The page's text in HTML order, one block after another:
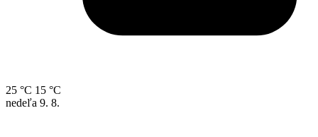
25 °C 15 °C
nedeľa 9. 8.